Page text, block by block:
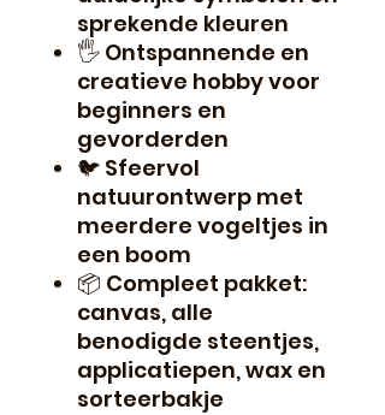
sprekende kleuren
🖐️ Ontspannende en
creatieve hobby voor
beginners en
gevorderden
🐦 Sfeervol
natuurontwerp met
meerdere vogeltjes in
een boom
📦 Compleet pakket:
canvas, alle
benodigde steentjes,
applicatiepen, wax en
sorteerbakje